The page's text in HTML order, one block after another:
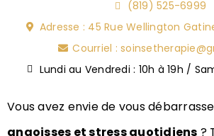
(819) 525-6999
Adresse : 45 Rue Wellington
Courriel :
Lundi au Vendredi : 10h à 19h /
Vous avez envie de vous
angoisses et stress quotidiens ?